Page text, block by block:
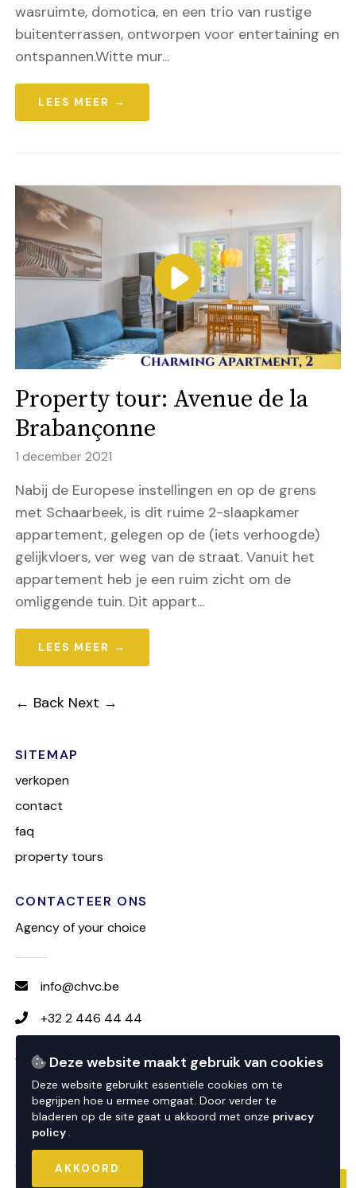
Deze website maakt gebruik van cookies
Deze website gebruikt essentiële cookies om te
begrijpen hoe u ermee omgaat. Door verder te
bladeren op de site gaat u akkoord met onze privacy
policy .
AKKOORD
wasruimte, domotica, en een trio van rustige
buitenterrassen, ontworpen voor entertaining en
ontspannen.Witte mur...
LEES MEER →
Property tour: Avenue de la
Brabançonne
1 december 2021
Nabij de Europese instellingen en op de grens
met Schaarbeek, is dit ruime 2-slaapkamer
appartement, gelegen op de (iets verhoogde)
gelijkvloers, ver weg van de straat. Vanuit het
appartement heb je een ruim zicht om de
omliggende tuin. Dit appart...
LEES MEER →
← Back Next →
SITEMAP
verkopen
contact
faq
property tours
CONTACTEER ONS
Agency of your choice
info@chvc.be
+32 2 446 44 44
VOLG CHVC
website bynextfloor